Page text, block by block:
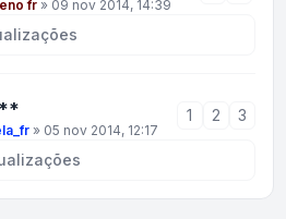
fr » 09 nov 2014, 14:39
» 05 nov 2014, 12:17
1 2 3